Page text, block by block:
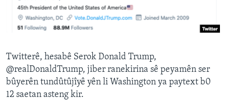
ÇAND Û HUNER
SERNIVÎS
Learning English
FOLLOW US
Twitterê, hesabê Serok Donald Trump,
@realDonaldTrump, jiber ranekirina sê peyamên ser
bûyerên tundûtûjîyê yên li Washington ya paytext b0
12 saetan asteng kir.